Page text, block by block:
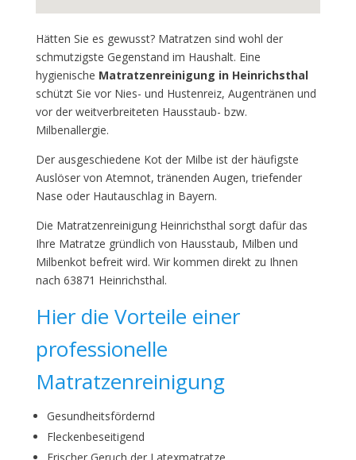
Hätten Sie es gewusst? Matratzen sind wohl der
schmutzigste Gegenstand im Haushalt. Eine
hygienische Matratzenreinigung in Heinrichsthal
schützt Sie vor Nies- und Hustenreiz, Augentränen und
vor der weitverbreiteten Hausstaub- bzw.
Milbenallergie.
Der ausgeschiedene Kot der Milbe ist der häufigste
Auslöser von Atemnot, tränenden Augen, triefender
Nase oder Hautauschlag in Bayern.
Die Matratzenreinigung Heinrichsthal sorgt dafür das
Ihre Matratze gründlich von Hausstaub, Milben und
Milbenkot befreit wird. Wir kommen direkt zu Ihnen
nach 63871 Heinrichsthal.
Hier die Vorteile einer
professionelle
Matratzenreinigung
Gesundheitsfördernd
Fleckenbeseitigend